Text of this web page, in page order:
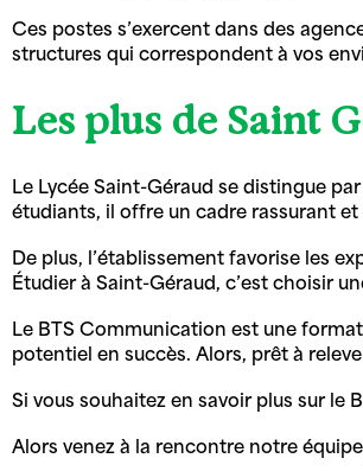
Ces postes s’exercent dans des
structures qui correspondent à vos
Les plus de Saint
Le Lycée Saint-Géraud se distingue
étudiants, il offre un cadre rassurant
De plus, l’établissement favorise les
Étudier à Saint-Géraud, c’est choisir
Le BTS Communication est une
potentiel en succès. Alors, prêt à
Si vous souhaitez en savoir plus sur le
Alors venez à la rencontre notre